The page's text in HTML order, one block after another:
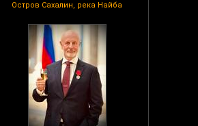
Остров Сахалин, река Найба